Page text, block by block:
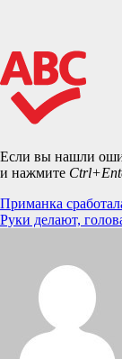
Если вы нашли
и нажмите
Навигация
по
Приманка
Руки делают,